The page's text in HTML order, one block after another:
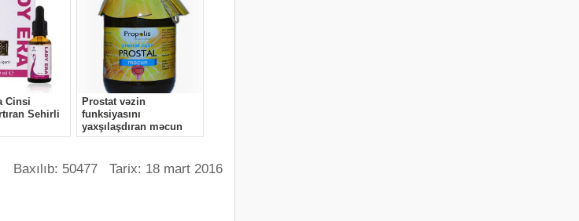
Baxılıb: 50477 Tarix: 18 mart 2016